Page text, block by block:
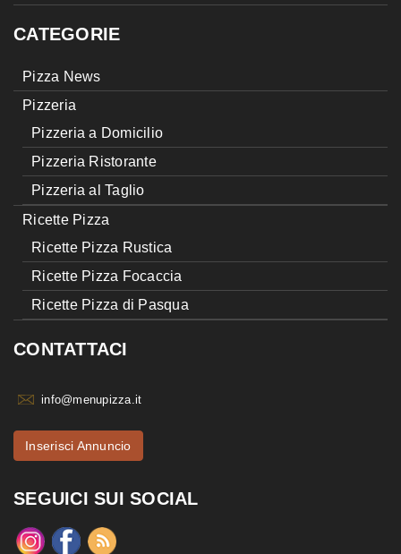
CATEGORIE
Pizza News
Pizzeria
Pizzeria a Domicilio
Pizzeria Ristorante
Pizzeria al Taglio
Ricette Pizza
Ricette Pizza Rustica
Ricette Pizza Focaccia
Ricette Pizza di Pasqua
CONTATTACI
info@menupizza.it
Inserisci Annuncio
SEGUICI SUI SOCIAL